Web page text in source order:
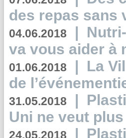
des repas sans
04.06.2018 |
va vous aider à
01.06.2018 | La
de
31.05.2018 |
Uni ne veut
24.05.2018 |